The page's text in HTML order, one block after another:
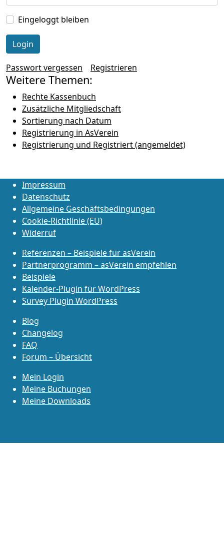
Eingeloggt bleiben
Passwort vergessen Registrieren
Weitere Themen:
Rechte Kassenbuch
Zusätzliche Mitgliedschaft
Sortierung nach Datum
Registrierung in AsVerein
Registrierung und Registriert (angemeldet)
Impressum
Datenschutz
Allgemeine Geschäftsbedingungen
Cookie-Richtlinie (EU)
Widerruf
Referenzen – Beispiele für asVerein
Partnerprogramm – asVerein empfehlen
Beispiele
Kalender-Plugin für WordPress
Survey Plugin WordPress
Blog
Changelog
FAQ
Forum – Übersicht
Mein Login
Meine Buchungen
Meine Downloads